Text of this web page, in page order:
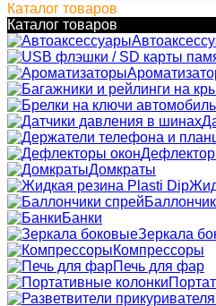
Каталог товаров
Каталог товаров
Домкраты
Банки
Зеркала
Компрессоры
Печь для фар